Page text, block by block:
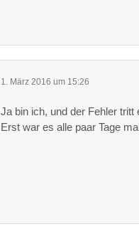
1. März 2016 um 15:26
Ja bin ich, und der Fehler
Erst war es alle paar Tage